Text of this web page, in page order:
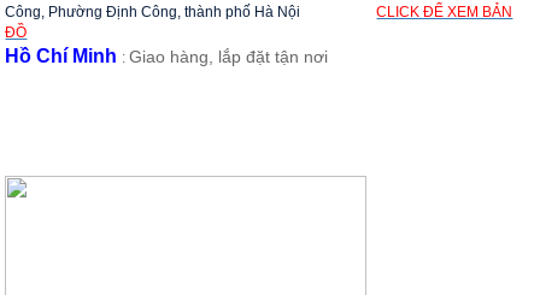
Công, Phường Định Công, thành phố Hà Nội
CLICK ĐỂ XEM BẢN
ĐỒ
Hồ Chí Minh :Giao hàng, lắp đặt tận nơi